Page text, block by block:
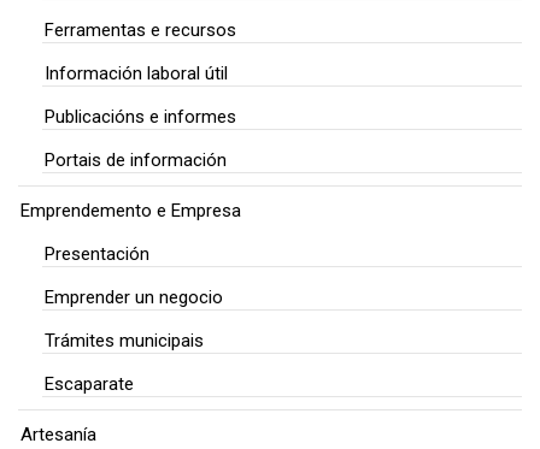
Ferramentas e recursos
Información laboral útil
Publicacións e informes
Portais de información
Emprendemento e Empresa
Presentación
Emprender un negocio
Trámites municipais
Escaparate
Artesanía